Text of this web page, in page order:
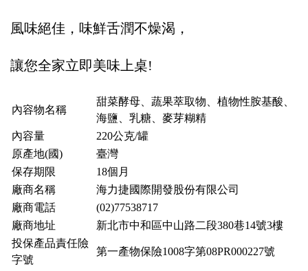
風味絕佳，味鮮舌潤不燥渴，
讓您全家立即美味上桌!
內容物名稱
甜菜酵母、蔬果萃取物、植物性胺基酸、
海鹽、乳糖、麥芽糊精
內容量
220公克/罐
原產地(國)
臺灣
保存期限
18個月
廠商名稱
海力捷國際開發股份有限公司
廠商電話
(02)77538717
廠商地址
新北市中和區中山路二段380巷14號3樓
投保產品責任險
字號
第一產物保險1008字第08PR000227號